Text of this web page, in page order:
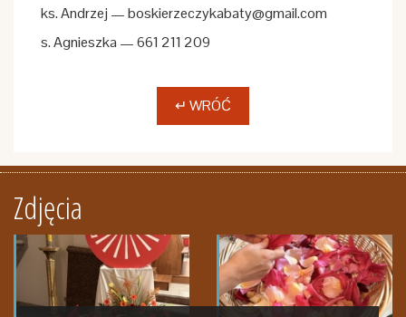
ks. Andrzej — boskierzeczykabaty@gmail.com
s. Agnieszka — 661 211 209
↵ WRÓĆ
Zdjęcia